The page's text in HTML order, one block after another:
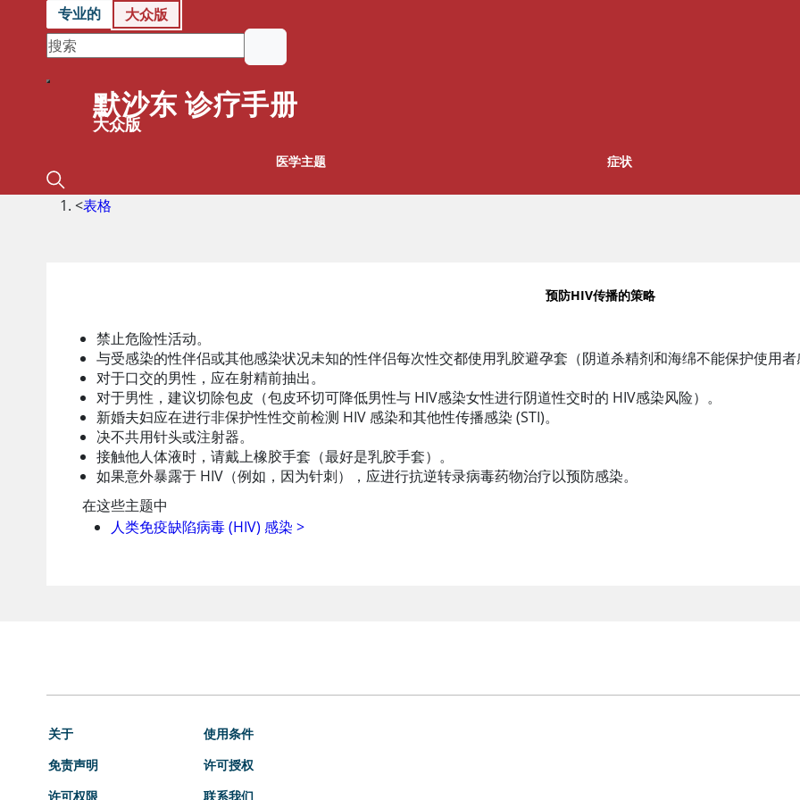
专业的 大众版
默沙东 诊疗手册
大众版
医学主题 症状
<表格
预防HIV传播的策略
预防HIV传播的策略
禁止危险性活动。
与受感染的性伴侣或其他感染状况未知的性伴侣每次性交都使用乳胶避孕套（阴道杀精剂和海绵不能保护使用者
对于口交的男性，应在射精前抽出。
对于男性，建议切除包皮（包皮环切可降低男性与 HIV感染女性进行阴道性交时的 HIV感染风险）。
新婚夫妇应在进行非保护性性交前检测 HIV 感染和其他性传播感染 (STI)。
决不共用针头或注射器。
接触他人体液时，请戴上橡胶手套（最好是乳胶手套）。
如果意外暴露于 HIV（例如，因为针刺），应进行抗逆转录病毒药物治疗以预防感染。
在这些主题中
人类免疫缺陷病毒 (HIV) 感染 >
关于
免责声明
许可权限
使用条件
许可授权
联系我们